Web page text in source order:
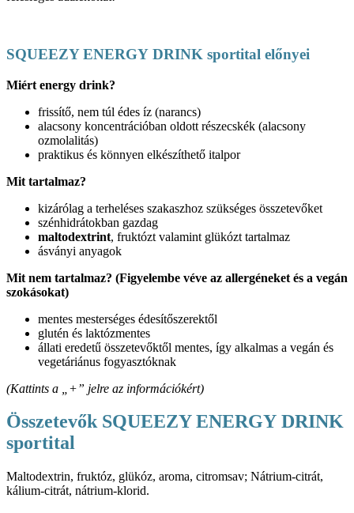
SQUEEZY ENERGY DRINK sportital előnyei
Miért energy drink?
frissítő, nem túl édes íz (narancs)
alacsony koncentrációban oldott részecskék (alacsony
ozmolalitás)
praktikus és könnyen elkészíthető italpor
Mit tartalmaz?
kizárólag a terheléses szakaszhoz szükséges összetevőket
szénhidrátokban gazdag
maltodextrint, fruktózt valamint glükózt tartalmaz
ásványi anyagok
Mit nem tartalmaz? (Figyelembe véve az allergéneket és a vegán
szokásokat)
mentes mesterséges édesítőszerektől
glutén és laktózmentes
állati eredetű összetevőktől mentes, így alkalmas a vegán és
vegetáriánus fogyasztóknak
(Kattints a „+” jelre az információkért)
Összetevők SQUEEZY ENERGY DRINK
sportital
Maltodextrin, fruktóz, glükóz, aroma, citromsav; Nátrium-citrát,
kálium-citrát, nátrium-klorid.